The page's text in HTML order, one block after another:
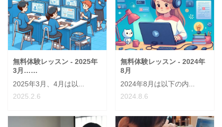
無料体験レッスン - 2025年
3月……
2025年3月、4月は以...
2025.2.6
無料体験レッスン - 2024年
8月
2024年8月は以下の内...
2024.8.6